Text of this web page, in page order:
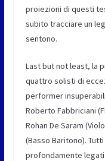
proiezioni di questi
subito tracciare un
sentono.
Last but not least, la
quattro solisti di
performer
Roberto Fabbriciani
Rohan De Saram
(Basso Baritono).
profondamente legati